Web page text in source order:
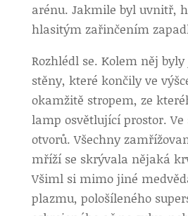
arénu. Jakmile byl uvnitř,
hlasitým zařinčením
Rozhlédl se. Kolem něj
stěny, které končily ve
okamžitě stropem, ze
lamp osvětlující prostor. Ve
otvorů. Všechny
mříží se skrývala nějaká
Všiml si mimo jiné
plazmu, pološíleného